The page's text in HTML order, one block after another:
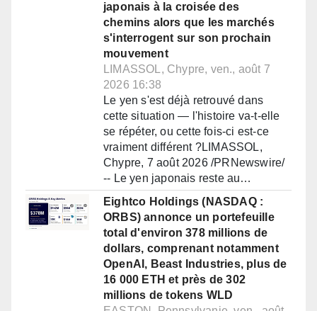
japonais à la croisée des
chemins alors que les marchés
s'interrogent sur son prochain
mouvement
LIMASSOL, Chypre, ven., août 7
2026 16:38
Le yen s'est déjà retrouvé dans
cette situation — l'histoire va-t-elle
se répéter, ou cette fois-ci est-ce
vraiment différent ?LIMASSOL,
Chypre, 7 août 2026 /PRNewswire/
-- Le yen japonais reste au…
Eightco Holdings (NASDAQ :
ORBS) annonce un portefeuille
total d'environ 378 millions de
dollars, comprenant notamment
OpenAI, Beast Industries, plus de
16 000 ETH et près de 302
millions de tokens WLD